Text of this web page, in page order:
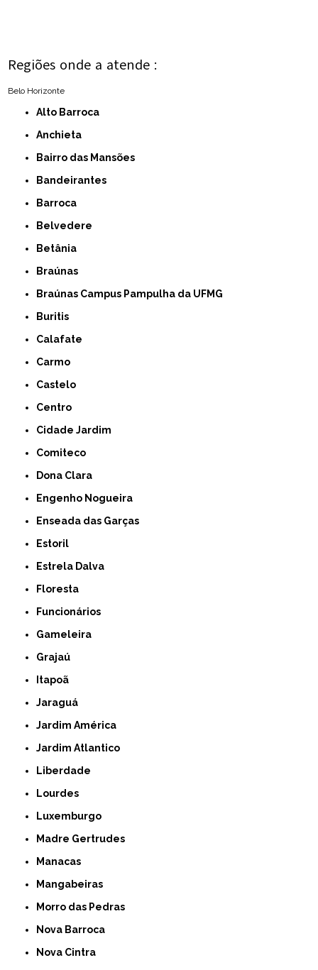
Regiões onde a atende :
Belo Horizonte
Alto Barroca
Anchieta
Bairro das Mansões
Bandeirantes
Barroca
Belvedere
Betânia
Braúnas
Braúnas Campus Pampulha da UFMG
Buritis
Calafate
Carmo
Castelo
Centro
Cidade Jardim
Comiteco
Dona Clara
Engenho Nogueira
Enseada das Garças
Estoril
Estrela Dalva
Floresta
Funcionários
Gameleira
Grajaú
Itapoã
Jaraguá
Jardim América
Jardim Atlantico
Liberdade
Lourdes
Luxemburgo
Madre Gertrudes
Manacas
Mangabeiras
Morro das Pedras
Nova Barroca
Nova Cintra